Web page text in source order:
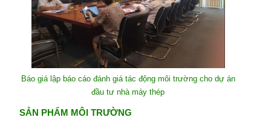
Báo giá lập báo cáo đánh giá tác động môi trường cho dự án
đầu tư nhà máy thép
SẢN PHẨM MÔI TRƯỜNG